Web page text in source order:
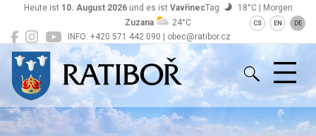
INFO: +420 571 442 090 | obec@ratibor.cz
Heute ist 10. August 2026und es ist VavřinecTag
18°C | Morgen
Zuzana
24°C CS EN DE
Ratiboř